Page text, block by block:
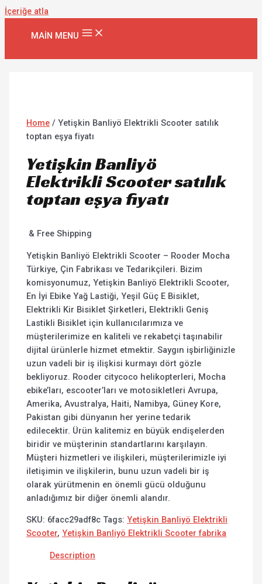
İçeriğe atla
MAIN MENU
Home / Yetişkin Banliyö Elektrikli Scooter satılık
toptan eşya fiyatı
Yetişkin Banliyö
Elektrikli Scooter satılık
toptan eşya fiyatı
& Free Shipping
Yetişkin Banliyö Elektrikli Scooter – Rooder Mocha
Türkiye, Çin Fabrikası ve Tedarikçileri. Bizim
komisyonumuz, Yetişkin Banliyö Elektrikli Scooter,
En İyi Ebike Yağ Lastiği, Yeşil Güç E Bisiklet,
Elektrikli Kir Bisiklet Şirketleri, Elektrikli Geniş
Lastikli Bisiklet için kullanıcılarımıza ve
müşterilerimize en kaliteli ve rekabetçi taşınabilir
dijital ürünlerle hizmet etmektir. Saygın işbirliğinizle
uzun vadeli bir iş ilişkisi kurmayı dört gözle
bekliyoruz. Rooder citycoco helikopterleri, Mocha
ebike’ları, escooter’ları ve motosikletleri Avrupa,
Amerika, Avustralya, Haiti, Namibya, Güney Kore,
Pakistan gibi dünyanın her yerine tedarik
edilecektir. Ürün kalitemiz en büyük endişelerden
biridir ve müşterinin standartlarını karşılayın.
Müşteri hizmetleri ve ilişkileri, müşterilerimizle iyi
iletişimin ve ilişkilerin, bunu uzun vadeli bir iş
olarak yürütmenin en önemli gücü olduğunu
anladığımız bir diğer önemli alandır.
SKU: 6facc29adf8c Tags:Yetişkin Banliyö Elektrikli
Scooter,Yetişkin Banliyö Elektrikli Scooter fabrika
Description